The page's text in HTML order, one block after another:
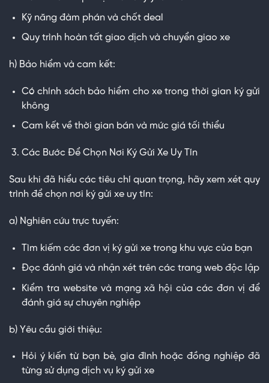
Kỹ năng đàm phán và chốt deal
Quy trình hoàn tất giao dịch và chuyển giao xe
h) Bảo hiểm và cam kết:
Có chính sách bảo hiểm cho xe trong thời gian ký gửi
không
Cam kết về thời gian bán và mức giá tối thiểu
Các Bước Để Chọn Nơi Ký Gửi Xe Uy Tín
Sau khi đã hiểu các tiêu chí quan trọng, hãy xem xét quy
trình để chọn nơi ký gửi xe uy tín:
a) Nghiên cứu trực tuyến:
Tìm kiếm các đơn vị ký gửi xe trong khu vực của bạn
Đọc đánh giá và nhận xét trên các trang web độc lập
Kiểm tra website và mạng xã hội của các đơn vị để
đánh giá sự chuyên nghiệp
b) Yêu cầu giới thiệu:
Hỏi ý kiến từ bạn bè, gia đình hoặc đồng nghiệp đã
từng sử dụng dịch vụ ký gửi xe